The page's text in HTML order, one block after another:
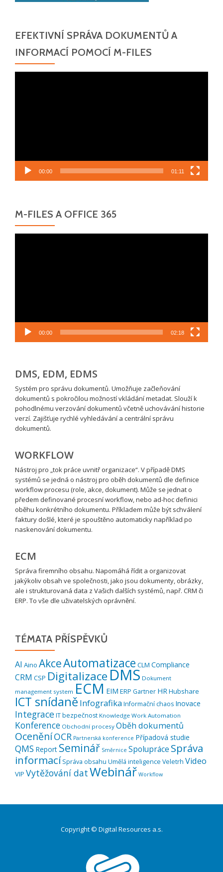
EFEKTIVNÍ SPRÁVA DOKUMENTŮ A
INFORMACÍ POMOCÍ M-FILES
00:00 01:11
M-FILES A OFFICE 365
00:00 02:18
DMS, EDM, EDMS
Systém pro správu dokumentů. Umožňuje začleňování
dokumentů s pokročilou možností vkládání metadat. Slouží k
pohodlnému verzování dokumentů včetně uchovávání historie
verzí. Zajišťuje rychlé vyhledávání a centrální správu
dokumentů.
WORKFLOW
Nástroj pro „tok práce uvnitř organizace“. V případě DMS
systémů se jedná o nástroj pro oběh dokumentů dle definice
workflow procesu (role, akce, dokument). Může se jednat o
předem definované procesní workflow, nebo ad-hoc definici
oběhu konkrétního dokumentu. Příkladem může být schválení
faktury došlé, které je spouštěno automaticky například po
naskenování dokumentu.
ECM
Správa firemního obsahu. Napomáhá řídit a organizovat
jakýkoliv obsah ve společnosti, jako jsou dokumenty, obrázky,
ale i strukturovaná data z Vašich dalších systémů, např. CRM či
ERP. To vše dle uživatelských oprávnění.
TÉMATA PŘÍSPĚVKŮ
AI Aino AkceAutomatizace CLM Compliance
CRM CSP Digitalizace DMS Dokument
management system ECM EIM ERP Gartner HR Hubshare
ICT snídaně InfografikaInformační chaos Inovace
IntegraceIT bezpečnost Knowledge Work Automation
Konference Obchodní procesy Oběh dokumentů
OceněníOCR Partnerská konference Případová studie
QMS Report Seminář Směrnice Spolupráce Správa
informací Správa obsahu Umělá inteligence Veletrh Video
VIP Vytěžování datWebinář Workflow
Copyright © Digital Resources a.s.